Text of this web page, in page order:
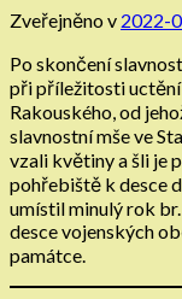
Zveřejněno v 2022-
Po skončení
při příležitosti uctění
Rakouského, od
slavnostní mše ve
vzali květiny a šli je
pohřebiště k desce
umístil minulý rok
desce vojenských
památce.